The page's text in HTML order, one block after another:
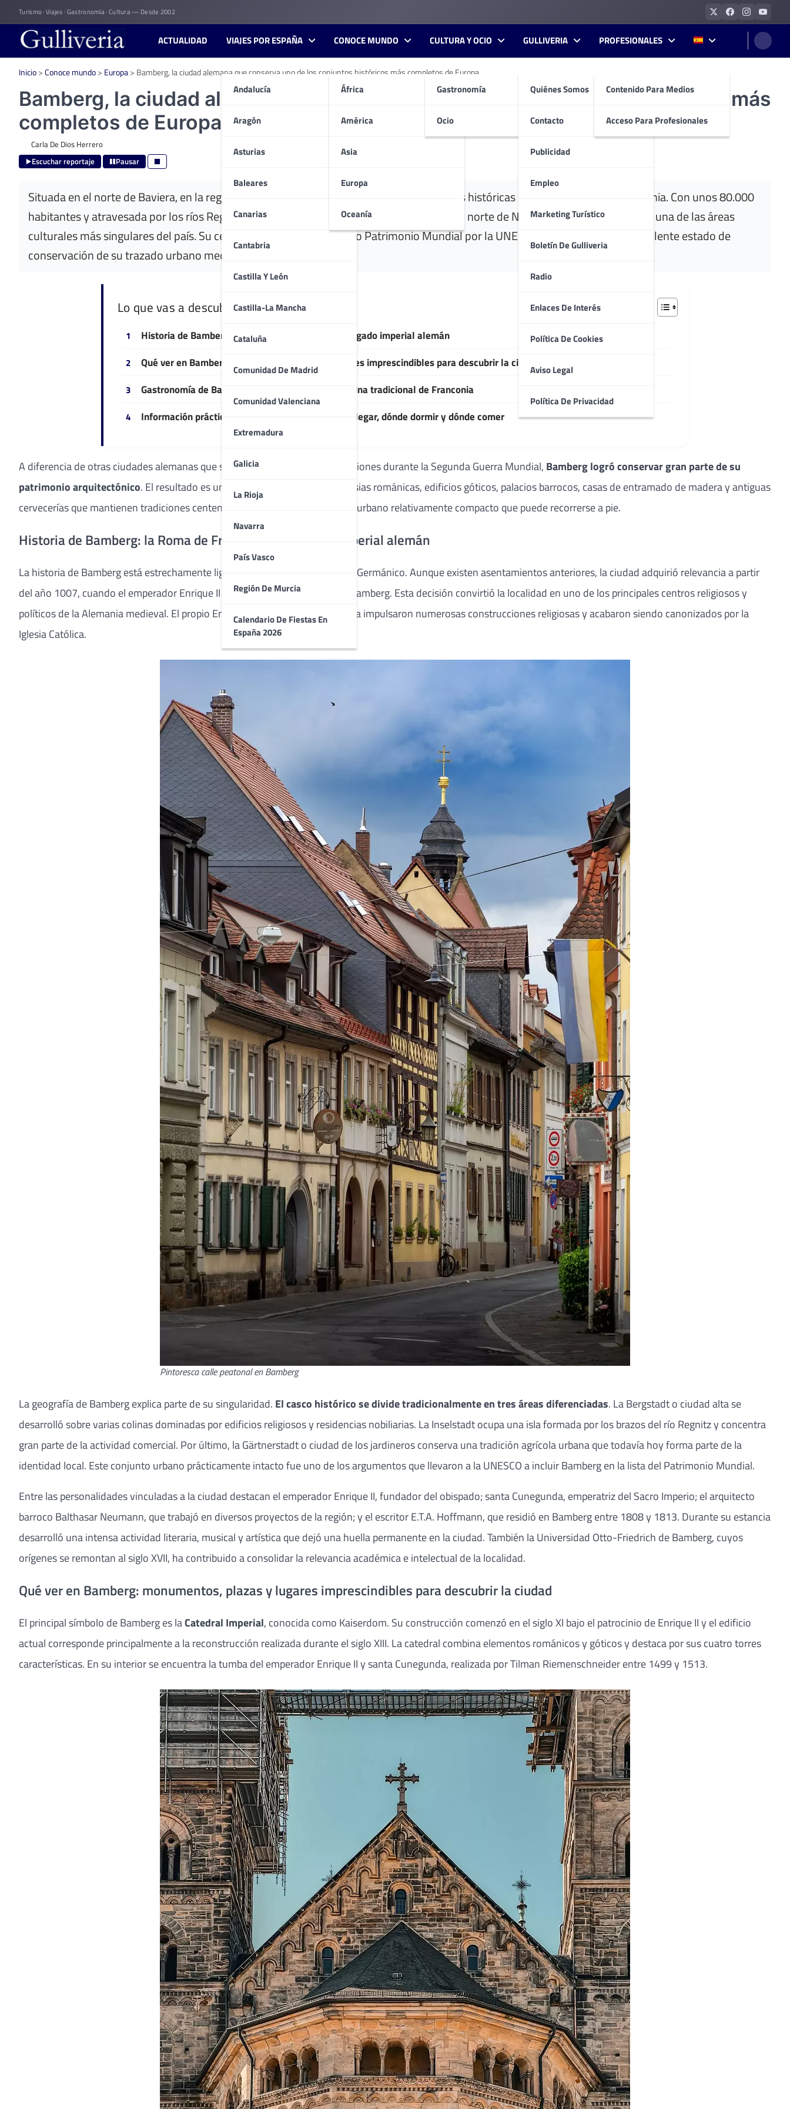
to
content
Turismo · Viajes · Gastronomía · Cultura — Desde 2002
ACTUALIDAD VIAJES POR ESPAÑA
Andalucía
Aragón
Asturias
Baleares
Canarias
Cantabria
Castilla Y León
Castilla-La Mancha
Cataluña
Comunidad De Madrid
Comunidad Valenciana
Extremadura
Galicia
La Rioja
Navarra
País Vasco
Región De Murcia
Calendario De Fiestas En
España 2026
CONOCE MUNDO
África
América
Asia
Europa
Oceanía
CULTURA Y OCIO
Gastronomía
Ocio
GULLIVERIA
Quiénes Somos
Contacto
Publicidad
Empleo
Marketing Turístico
Boletín De Gulliveria
Radio
Enlaces De Interés
Política De Cookies
Aviso Legal
Política De Privacidad
PROFESIONALES
Contenido Para Medios
Acceso Para Profesionales
Inicio>Conoce mundo> Europa> Bamberg, la ciudad alemana que conserva uno de los conjuntos históricos más completos de Europa
Bamberg, la ciudad alemana que conserva uno de los conjuntos históricos más
completos de Europa
Carla De Dios Herrero
Escuchar reportaje Pausar
Situada en el norte de Baviera, en la región de Franconia, Bamberg es una de las ciudades históricas más importantes de Alemania. Con unos 80.000
habitantes y atravesada por los ríos Regnitz y Main, se encuentra a unos 60 kilómetros al norte de Núremberg y forma parte de una de las áreas
culturales más singulares del país. Su centro histórico fue declarado Patrimonio Mundial por la UNESCO en 1993 gracias al excelente estado de
conservación de su trazado urbano medieval y barroco.
Lo que vas a descubrir
Historia de Bamberg: la Roma de Franconia y el legado imperial alemán
Qué ver en Bamberg: monumentos, plazas y lugares imprescindibles para descubrir la ciudad
Gastronomía de Bamberg: cerveza ahumada y cocina tradicional de Franconia
Información práctica para visitar Bamberg: cómo llegar, dónde dormir y dónde comer
A diferencia de otras ciudades alemanas que sufrieron importantes destrucciones durante la Segunda Guerra Mundial, Bamberg logró conservar gran parte de su
patrimonio arquitectónico. El resultado es una ciudad donde conviven iglesias románicas, edificios góticos, palacios barrocos, casas de entramado de madera y antiguas
cervecerías que mantienen tradiciones centenarias. Todo ello en un entorno urbano relativamente compacto que puede recorrerse a pie.
Historia de Bamberg: la Roma de Franconia y el legado imperial alemán
La historia de Bamberg está estrechamente ligada al Sacro Imperio Romano Germánico. Aunque existen asentamientos anteriores, la ciudad adquirió relevancia a partir
del año 1007, cuando el emperador Enrique II decidió crear el Obispado de Bamberg. Esta decisión convirtió la localidad en uno de los principales centros religiosos y
políticos de la Alemania medieval. El propio Enrique II y su esposa Cunegunda impulsaron numerosas construcciones religiosas y acabaron siendo canonizados por la
Iglesia Católica.
Pintoresca calle peatonal en Bamberg
La geografía de Bamberg explica parte de su singularidad. El casco histórico se divide tradicionalmente en tres áreas diferenciadas. La Bergstadt o ciudad alta se
desarrolló sobre varias colinas dominadas por edificios religiosos y residencias nobiliarias. La Inselstadt ocupa una isla formada por los brazos del río Regnitz y concentra
gran parte de la actividad comercial. Por último, la Gärtnerstadt o ciudad de los jardineros conserva una tradición agrícola urbana que todavía hoy forma parte de la
identidad local. Este conjunto urbano prácticamente intacto fue uno de los argumentos que llevaron a la UNESCO a incluir Bamberg en la lista del Patrimonio Mundial.
Entre las personalidades vinculadas a la ciudad destacan el emperador Enrique II, fundador del obispado; santa Cunegunda, emperatriz del Sacro Imperio; el arquitecto
barroco Balthasar Neumann, que trabajó en diversos proyectos de la región; y el escritor E.T.A. Hoffmann, que residió en Bamberg entre 1808 y 1813. Durante su estancia
desarrolló una intensa actividad literaria, musical y artística que dejó una huella permanente en la ciudad. También la Universidad Otto-Friedrich de Bamberg, cuyos
orígenes se remontan al siglo XVII, ha contribuido a consolidar la relevancia académica e intelectual de la localidad.
Qué ver en Bamberg: monumentos, plazas y lugares imprescindibles para descubrir la ciudad
El principal símbolo de Bamberg es laCatedral Imperial, conocida como Kaiserdom. Su construcción comenzó en el siglo XI bajo el patrocinio de Enrique II y el edificio
actual corresponde principalmente a la reconstrucción realizada durante el siglo XIII. La catedral combina elementos románicos y góticos y destaca por sus cuatro torres
características. En su interior se encuentra la tumba del emperador Enrique II y santa Cunegunda, realizada por Tilman Riemenschneider entre 1499 y 1513.